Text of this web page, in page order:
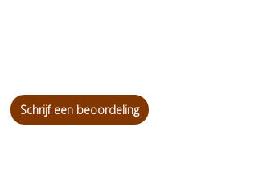
Schrijf een beoordeling